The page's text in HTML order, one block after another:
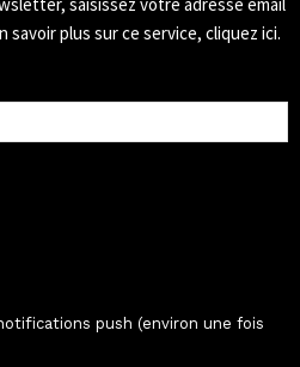
savoir plus sur ce service, cliquez ici.
push (environ une fois